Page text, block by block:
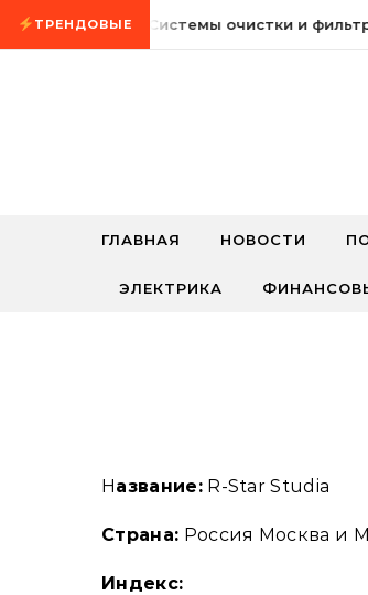
Промотать к содержимому
ТРЕНДОВЫЕ
8 августа, 2026 Системы очистки и
ГЛАВНАЯ НОВОСТИ
ЭЛЕКТРИКА
Название:R-Star Studia
Страна: Россия Москва и
Индекс: